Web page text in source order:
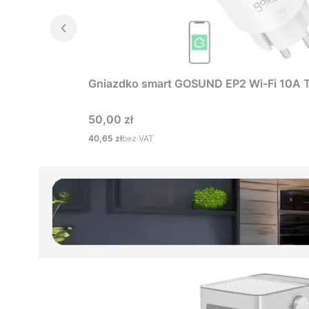
Gniazdko smart GOSUND EP2 Wi-Fi 10A
Cena
50,00 zł
Cena
40,65 złbez VAT